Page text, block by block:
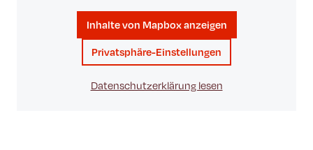
Inhalte von Mapbox anzeigen
Privatsphäre-Einstellungen
Datenschutzerklärung lesen